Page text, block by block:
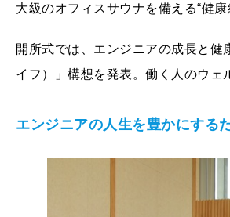
大級のオフィスサウナを備える“健
開所式では、エンジニアの成長と
イフ）」構想を発表。働く人のウ
エンジニアの人生を豊かにする